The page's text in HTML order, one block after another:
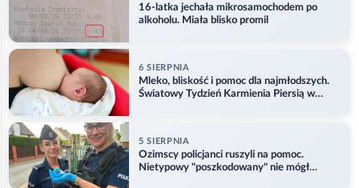
16-latka jechała mikrosamochodem po
alkoholu. Miała blisko promil
6 SIERPNIA
Mleko, bliskość i pomoc dla najmłodszych.
Światowy Tydzień Karmienia Piersią w
5 SIERPNIA
Ozimscy policjanci ruszyli na pomoc.
Nietypowy "poszkodowany" nie mógł